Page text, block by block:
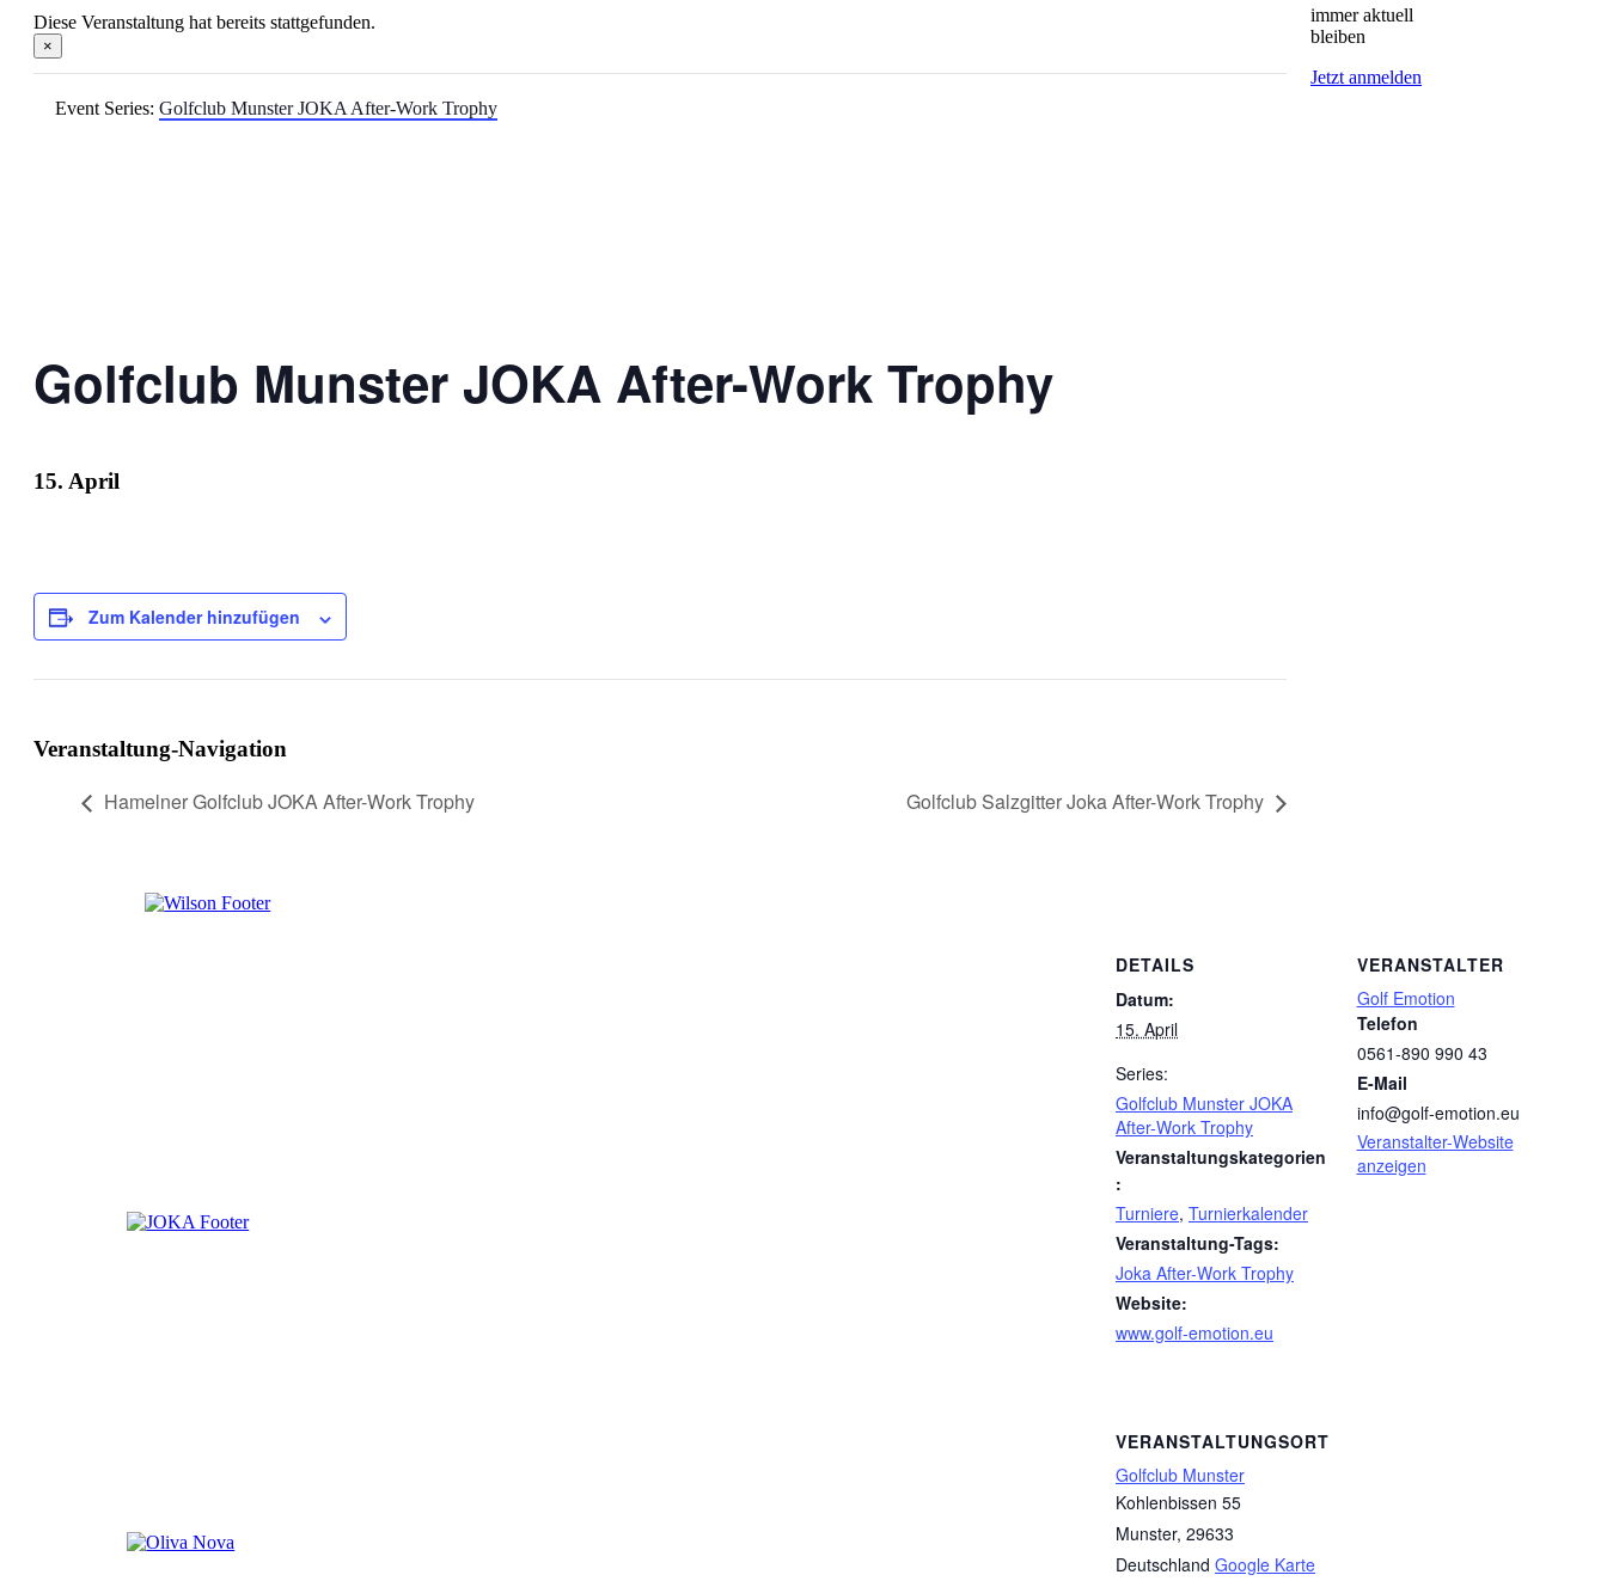
Diese Veranstaltung hat bereits stattgefunden.
×
Event Series: Golfclub Munster JOKA After-Work Trophy
Golfclub Munster JOKA After-Work Trophy
15. April
Zum Kalender hinzufügen
Veranstaltung-Navigation
Hamelner Golfclub JOKA After-Work Trophy Golfclub Salzgitter Joka After-Work Trophy
DETAILS
Datum:
15. April
Series:
Golfclub Munster JOKA
After-Work Trophy
Veranstaltungskategorien
:
Turniere, Turnierkalender
Veranstaltung-Tags:
Joka After-Work Trophy
Website:
www.golf-emotion.eu
VERANSTALTER
Golf Emotion
Telefon
0561-890 990 43
E-Mail
info@golf-emotion.eu
Veranstalter-Website
anzeigen
VERANSTALTUNGSORT
Golfclub Munster
Kohlenbissen 55
Munster, 29633
Deutschland Google Karte
immer aktuell
bleiben
Jetzt anmelden